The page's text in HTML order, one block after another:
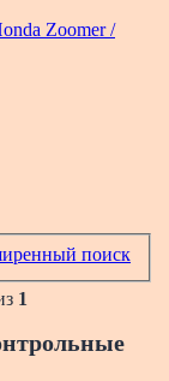
Zoomer /
поиск
1